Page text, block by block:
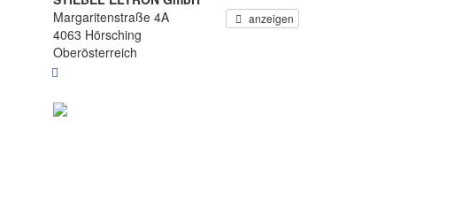
Margaritenstraße 4A
4063 Hörsching
Oberösterreich
anzeigen